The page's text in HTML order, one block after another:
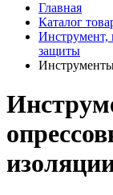
Главная
Каталог
Инструмент,
защиты
Инструменты